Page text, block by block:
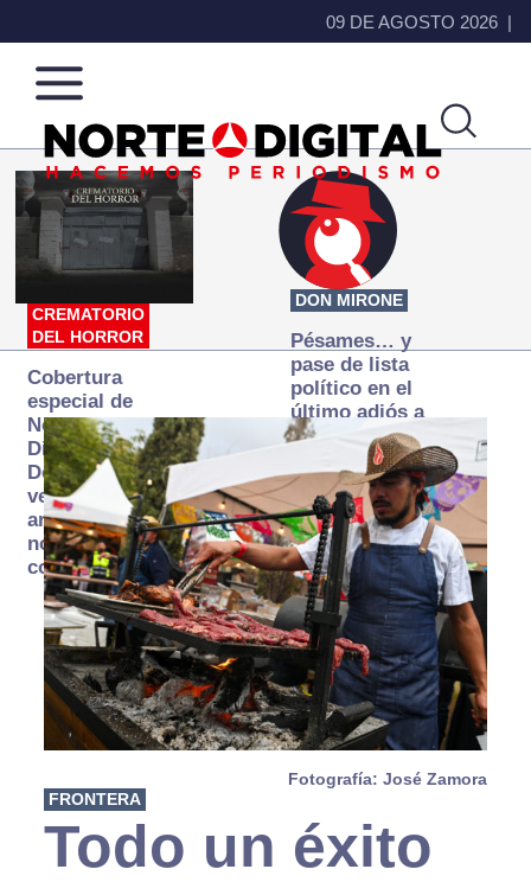
09 DE AGOSTO 2026
Norte
de
Ciudad
Más
que
noticias,
hacemos periodismo
CREMATORIO
DEL HORROR
Cobertura
especial de
Norte
Digital:
Donde la
verdad
arde… pero
no se
consume
DON MIRONE
Pésames… y
pase de lista
político en el
último adiós a
Papá Grande
Fotografía: José Zamora
FRONTERA
Todo un éxito